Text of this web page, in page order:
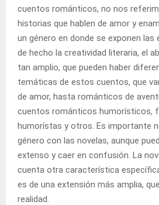
cuentos románticos, no nos
historias que hablen de amor y
un género en donde se exponen las
de hecho la creatividad literaria, el
tan amplio, que pueden haber
temáticas de estos cuentos, que
de amor, hasta románticos de
cuentos románticos humorísticos,
humorístas y otros. Es importante
género con las novelas, aunque
extenso y caer en confusión. La
cuenta otra característica
es de una extensión más amplia,
realidad.